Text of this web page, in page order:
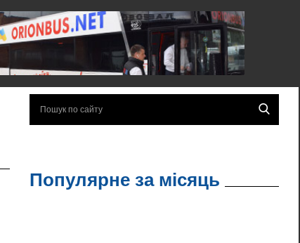
Популярне за місяць